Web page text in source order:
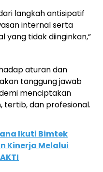
langkah antisipatif
internal serta
yang tidak diinginkan,”
aturan dan
tanggung jawab
menciptakan
tertib, dan profesional.
Ikuti Bimtek
Kinerja Melalui